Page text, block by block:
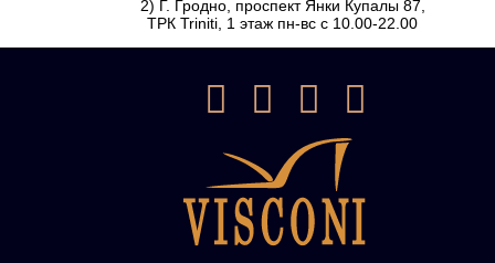
2) Г. Гродно, проспект Янки Купалы 87,
ТРК Triniti, 1 этаж пн-вс с 10.00-22.00